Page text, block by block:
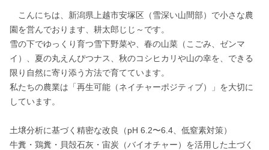
こんにちは、新潟県上越市安塚区（雪深い山間部）で小さな農
園を営んでおります、耕太郎じじ～です。
雪の下でゆっくり育つ雪下野菜や、春の山菜（こごみ、ゼンマ
イ）、夏の丸えんぴつナス、秋のコシヒカリや山の幸を、できる
限り自然に寄り添う方法で育てています。
私たちの農業は「再生可能（ネイチャーポジティブ）」を大切に
しています。
土壌分析に基づく精密な改良（pH 6.2〜6.4、低窒素対策）
牛糞・鶏糞・貝殻石灰・宙炭（バイオチャー）を活用した土づく